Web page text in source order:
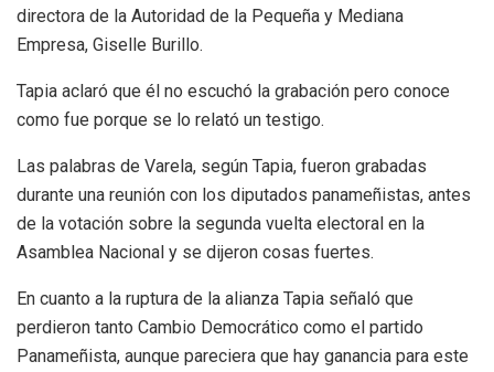
directora de la Autoridad de la Pequeña y Mediana
Empresa, Giselle Burillo.
Tapia aclaró que él no escuchó la grabación pero conoce
como fue porque se lo relató un testigo.
Las palabras de Varela, según Tapia, fueron grabadas
durante una reunión con los diputados panameñistas, antes
de la votación sobre la segunda vuelta electoral en la
Asamblea Nacional y se dijeron cosas fuertes.
En cuanto a la ruptura de la alianza Tapia señaló que
perdieron tanto Cambio Democrático como el partido
Panameñista, aunque pareciera que hay ganancia para este